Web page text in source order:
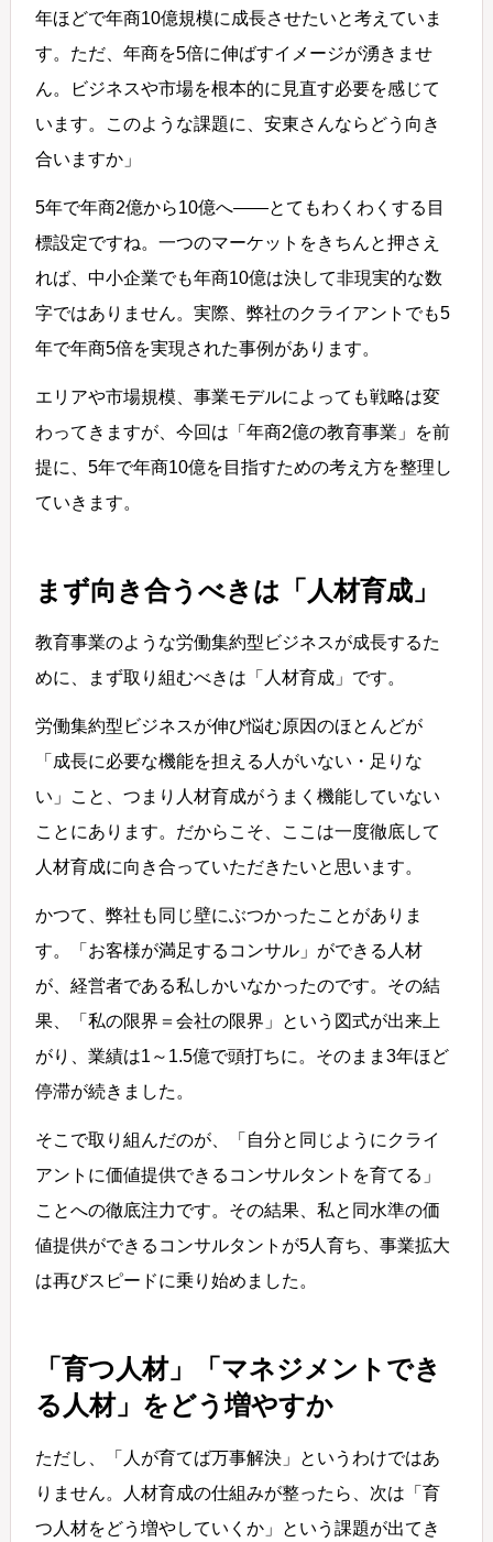
年ほどで年商10億規模に成長させたいと考えていま
す。ただ、年商を5倍に伸ばすイメージが湧きませ
ん。ビジネスや市場を根本的に見直す必要を感じて
います。このような課題に、安東さんならどう向き
合いますか」
5年で年商2億から10億へ――とてもわくわくする目
標設定ですね。一つのマーケットをきちんと押さえ
れば、中小企業でも年商10億は決して非現実的な数
字ではありません。実際、弊社のクライアントでも5
年で年商5倍を実現された事例があります。
エリアや市場規模、事業モデルによっても戦略は変
わってきますが、今回は「年商2億の教育事業」を前
提に、5年で年商10億を目指すための考え方を整理し
ていきます。
まず向き合うべきは「人材育成」
教育事業のような労働集約型ビジネスが成長するた
めに、まず取り組むべきは「人材育成」です。
労働集約型ビジネスが伸び悩む原因のほとんどが
「成長に必要な機能を担える人がいない・足りな
い」こと、つまり人材育成がうまく機能していない
ことにあります。だからこそ、ここは一度徹底して
人材育成に向き合っていただきたいと思います。
かつて、弊社も同じ壁にぶつかったことがありま
す。「お客様が満足するコンサル」ができる人材
が、経営者である私しかいなかったのです。その結
果、「私の限界＝会社の限界」という図式が出来上
がり、業績は1～1.5億で頭打ちに。そのまま3年ほど
停滞が続きました。
そこで取り組んだのが、「自分と同じようにクライ
アントに価値提供できるコンサルタントを育てる」
ことへの徹底注力です。その結果、私と同水準の価
値提供ができるコンサルタントが5人育ち、事業拡大
は再びスピードに乗り始めました。
「育つ人材」「マネジメントでき
る人材」をどう増やすか
ただし、「人が育てば万事解決」というわけではあ
りません。人材育成の仕組みが整ったら、次は「育
つ人材をどう増やしていくか」という課題が出てき